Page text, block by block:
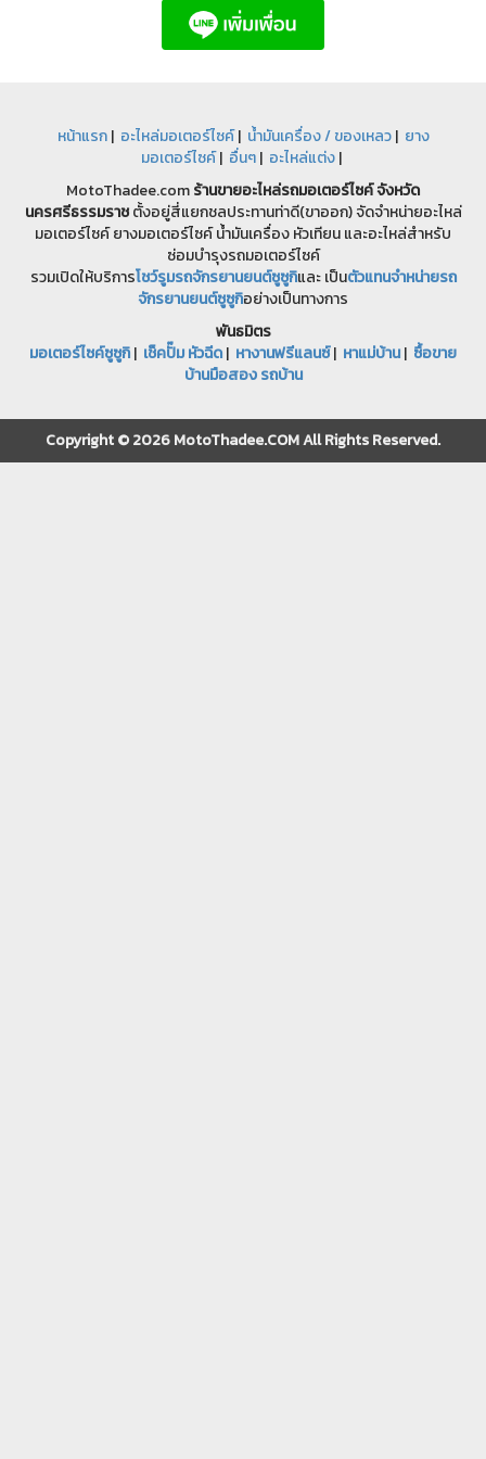
หน้าแรก| อะไหล่มอเตอร์ไซค์| น้ำมันเครื่อง / ของเหลว| ยาง
มอเตอร์ไซค์| อื่นๆ| อะไหล่แต่ง|
MotoThadee.comร้านขายอะไหล่รถมอเตอร์ไซค์จังหวัด
นครศรีธรรมราชตั้งอยู่สี่แยกชลประทานท่าดี(ขาออก) จัดจำหน่ายอะไหล่
มอเตอร์ไซค์ ยางมอเตอร์ไซค์ น้ำมันเครื่อง หัวเทียน และอะไหล่สำหรับ
ซ่อมบำรุงรถมอเตอร์ไซค์
รวมเปิดให้บริการโชว์รูมรถจักรยานยนต์ซูซูกิและ เป็นตัวแทนจำหน่ายรถ
จักรยานยนต์ซูซูกิอย่างเป็นทางการ
พันธมิตร
มอเตอร์ไซค์ซูซูกิ| เช็คปั๊ม หัวฉีด| หางานฟรีแลนซ์| หาแม่บ้าน| ซื้อขาย
บ้านมือสอง รถบ้าน
Copyright © 2026 MotoThadee.COM All Rights Reserved.